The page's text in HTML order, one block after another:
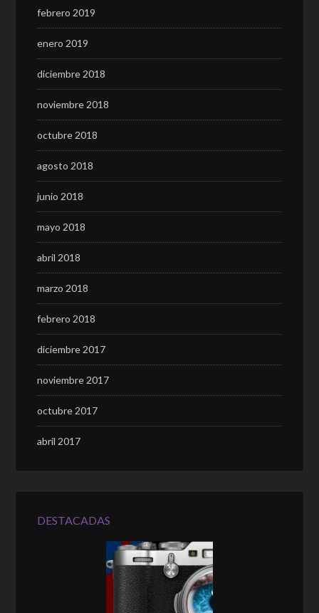
febrero 2019
enero 2019
diciembre 2018
noviembre 2018
octubre 2018
agosto 2018
junio 2018
mayo 2018
abril 2018
marzo 2018
febrero 2018
diciembre 2017
noviembre 2017
octubre 2017
abril 2017
DESTACADAS